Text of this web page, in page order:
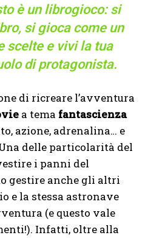
è un librogioco: si
si gioca come un
scelte e vivi la tua
di protagonista.
di ricreare l’avventura
a tema fantascienza
azione, adrenalina… e
delle particolarità del
i panni del
gestire anche gli altri
e la stessa astronave
(e questo vale
Infatti, oltre alla